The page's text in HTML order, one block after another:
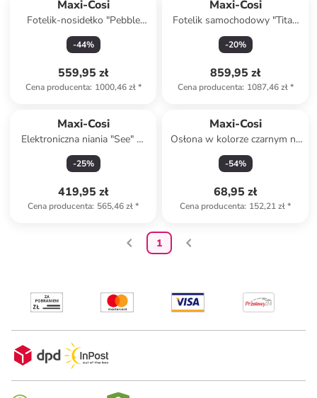
Maxi-Cosi
Fotelik-nosidełko "Pebble
360" w kolorze antracytowym
- grupa 0+
-44%
559,95 zł
Cena producenta: 1000,46 zł*
Maxi-Cosi
Fotelik samochodowy "Titan
I-size" w kolorze
antracytowym - grupa 1/2/3
-20%
859,95 zł
Cena producenta: 1087,46 zł*
Maxi-Cosi
Elektroniczna niania "See" w
kolorze białym
-25%
419,95 zł
Cena producenta: 565,46 zł*
Maxi-Cosi
Osłona w kolorze czarnym na
tylne siedzenie
-54%
68,95 zł
Cena producenta: 152,21 zł*
1